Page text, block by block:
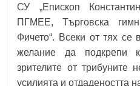
СУ „Епископ
ПГМЕЕ, Търговска
Фичето“. Всеки от тях
желание да подкрепи
зрителите от трибуните
усилията и отдадеността